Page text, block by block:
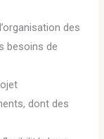
des
besoins de
dont des